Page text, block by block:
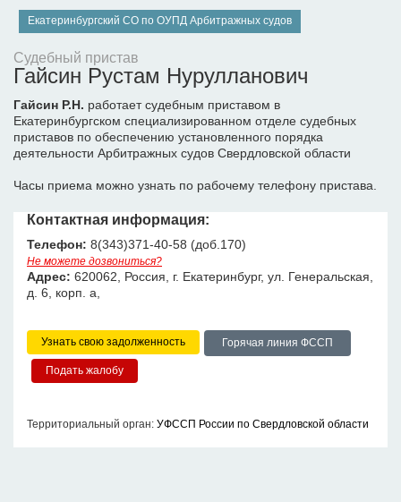
Екатеринбургский СО по ОУПД Арбитражных судов
Судебный пристав
Гайсин Рустам Нурулланович
Гайсин Р.Н. работает судебным приставом в
Екатеринбургском специализированном отделе судебных
приставов по обеспечению установленного порядка
деятельности Арбитражных судов Свердловской области
Часы приема можно узнать по рабочему телефону пристава.
Контактная информация:
Телефон: 8(343)371-40-58 (доб.170)
Не можете дозвониться?
Адрес: 620062, Россия, г. Екатеринбург, ул. Генеральская,
д. 6, корп. а,
Узнать свою задолженность Горячая линия ФССП
Территориальный орган: УФССП России по Свердловской области